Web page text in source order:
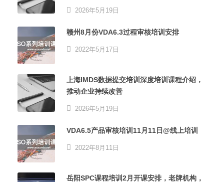
2026年5月19日
赣州8月份VDA6.3过程审核培训安排
2022年5月17日
上海IMDS数据提交培训深度培训课程介绍，
推动企业持续改善
2026年5月19日
VDA6.5产品审核培训11月11日@线上培训
2022年8月11日
岳阳SPC课程培训2月开课安排，老牌机构，